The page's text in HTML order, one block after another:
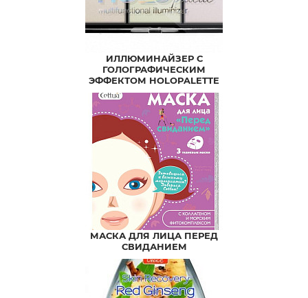
ИЛЛЮМИНАЙЗЕР С
ГОЛОГРАФИЧЕСКИМ
ЭФФЕКТОМ HOLOPALETTE
MULTIFUNCTIONAL
ILLUMINIZER
МАСКА ДЛЯ ЛИЦА ПЕРЕД
СВИДАНИЕМ